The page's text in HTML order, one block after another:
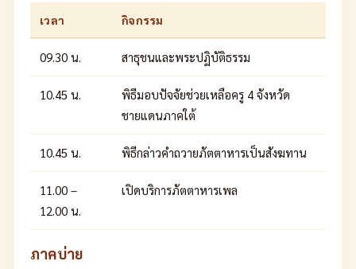
เวลา กิจกรรม
09.30 น. สาธุชนและพระปฏิบัติธรรม
10.45 น.
พิธีมอบปัจจัยช่วยเหลือครู 4 จังหวัด
ชายแดนภาคใต้
10.45 น. พิธีกล่าวคำถวายภัตตาหารเป็นสังฆทาน
11.00 –
12.00 น.
เปิดบริการภัตตาหารเพล
ภาคบ่าย